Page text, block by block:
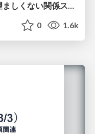
データベース11: 正規化(1/2) - 望ましくない関係スキーマ
0 1.6k